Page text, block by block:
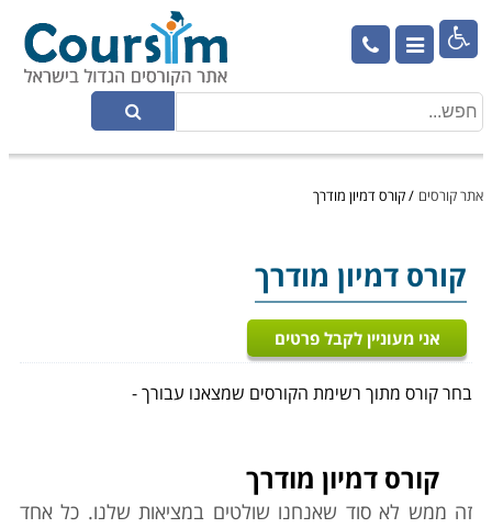

אתר קורסים /קורס דמיון מודרך
קורס דמיון מודרך
אני מעוניין לקבל פרטים
בחר קורס מתוך רשימת הקורסים שמצאנו עבורך -
קורס דמיון מודרך
זה ממש לא סוד שאנחנו שולטים במציאות שלנו. כל אחד